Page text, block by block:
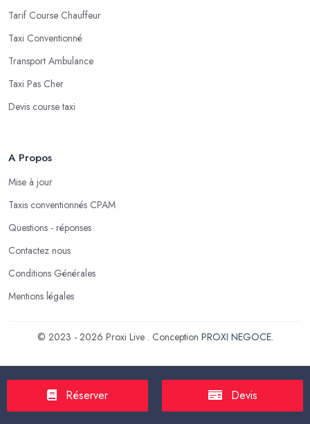
Tarif Course Chauffeur
Taxi Conventionné
Transport Ambulance
Taxi Pas Cher
Devis course taxi
A Propos
Mise à jour
Taxis conventionnés CPAM
Questions - réponses
Contactez nous
Conditions Générales
Mentions légales
© 2023 - 2026 Proxi Live . Conception PROXI NEGOCE.
Réserver Devis